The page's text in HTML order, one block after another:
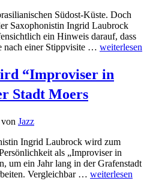
Südost-Küste. Doch
Saxophonistin Ingrid Laubrock
ein Hinweis darauf, dass
nach einer Stippvisite … weiterlesen
“Improviser in
Stadt Moers
von Jazz
Ingrid Laubrock wird zum
als „Improviser in
um ein Jahr lang in der Grafenstadt
Vergleichbar … weiterlesen